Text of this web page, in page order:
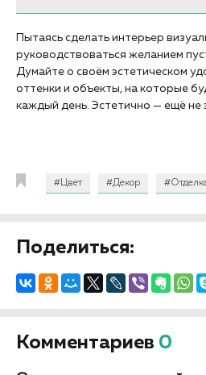
Пытаясь сделать интерьер
руководствоваться желанием
Думайте о своём эстетическом
оттенки и объекты, на которые
каждый день. Эстетично — ещё не
#Цвет #Декор
Поделиться:
Комментариев 0